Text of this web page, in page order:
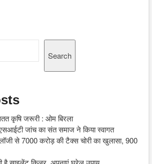
Search
कृषि जरूरी : ओम बिरला
जांच का संत समाज ने किया स्वागत
से 7000 करोड़ की टैक्स चोरी का खुलासा, 900